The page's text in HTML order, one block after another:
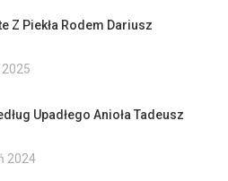
Z Piekła Rodem Dariusz
Upadłego Anioła Tadeusz
2024